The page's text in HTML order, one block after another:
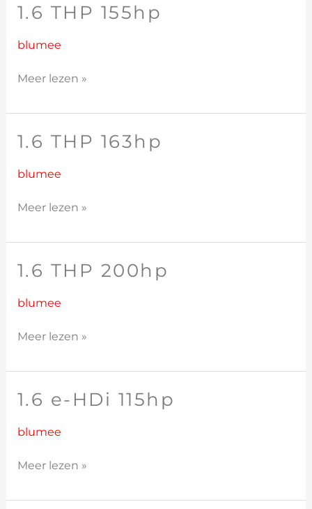
1.6 THP 155hp
blumee
1.6
155hp
Meer lezen »
1.6 THP 163hp
blumee
1.6
163hp
Meer lezen »
1.6 THP 200hp
blumee
1.6
200hp
Meer lezen »
1.6 e-HDi 115hp
blumee
1.6
HDi
Meer lezen »